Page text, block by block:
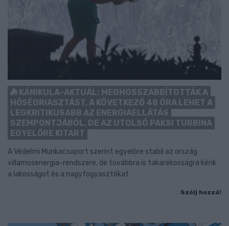
KÁNIKULA-AKTUÁL: MEGHOSSZABBÍTOTTÁK A
HŐSÉGRIASZTÁST, A KÖVETKEZŐ 48 ÓRA LEHET A
LEGKRITIKUSABB AZ ENERGIAELLÁTÁS
SZEMPONTJÁBÓL, DE AZ UTOLSÓ PAKSI TURBINA
EGYELŐRE KITART
A Védelmi Munkacsoport szerint egyelőre stabil az ország
villamosenergia-rendszere, de továbbra is takarékosságra kérik
a lakosságot és a nagyfogyasztókat.
Szólj hozzá!